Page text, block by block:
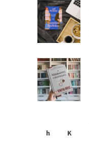
h
K